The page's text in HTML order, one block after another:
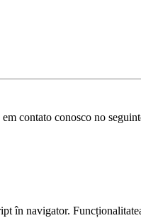
contato conosco no
în navigator.